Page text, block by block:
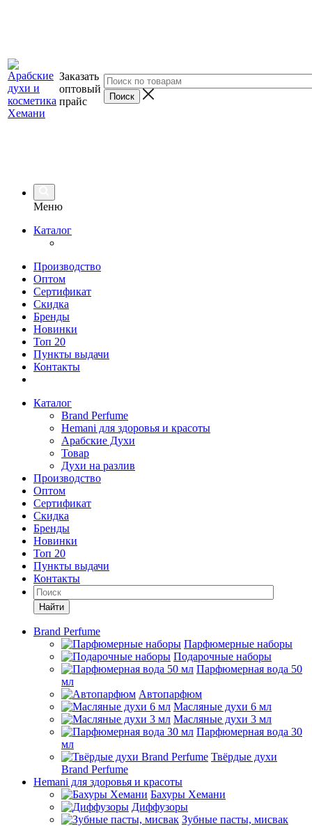
Заказать
оптовый
прайс
Меню
Каталог
Производство
Оптом
Сертификат
Скидка
Бренды
Новинки
Топ 20
Пункты выдачи
Контакты
Каталог
Brand Perfume
Hemani для здоровья и красоты
Арабские Духи
Товар
Духи на разлив
Производство
Оптом
Сертификат
Скидка
Бренды
Новинки
Топ 20
Пункты выдачи
Контакты
Найти
Brand Perfume
Парфюмерные наборы
Подарочные наборы
Парфюмерная вода 50
мл
Автопарфюм
Масляные духи 6 мл
Масляные духи 3 мл
Парфюмерная вода 30
мл
Твёрдые духи
Brand Perfume
Hemani для здоровья и красоты
Бахуры Хемани
Диффузоры
Зубные пасты, мисвак